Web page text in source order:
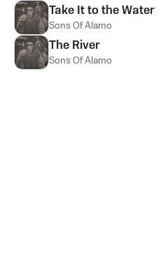
Take It to the Water
Sons Of Alamo
The River
Sons Of Alamo